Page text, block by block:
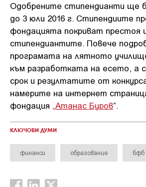
Одобрените стипендианти ще
до 3 юли 2016 г. Стипендиите
фондацията покриват престоя
стипендиантите. Повече
програмата на лятното
към разработката на есето, а
срок и резултатите от
намерите на интернет
фондация „Атанас Буров”.
КЛЮЧОВИ ДУМИ
финанси образование бфб